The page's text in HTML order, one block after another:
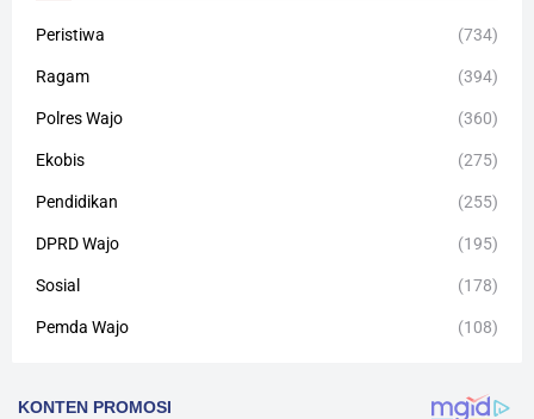
Peristiwa (734)
Ragam (394)
Polres Wajo (360)
Ekobis (275)
Pendidikan (255)
DPRD Wajo (195)
Sosial (178)
Pemda Wajo (108)